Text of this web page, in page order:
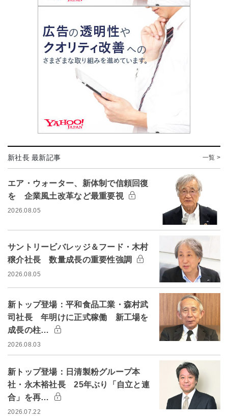
新社長 最新記事 一覧 >
エア・ウォーター、新体制で信頼回復
を 企業風土改革など最重要視
2026.08.05
サントリービバレッジ＆フード・木村
穣介社長 数量成長の重要性強調
2026.08.05
新トップ登場：平和食品工業・森村武
司社長 年明けに正式稼働 新工場を
成長の柱…
2026.08.03
新トップ登場：日清製粉グループ本
社・永木裕社長 25年ぶり「自立と連
合」を再…
2026.07.22